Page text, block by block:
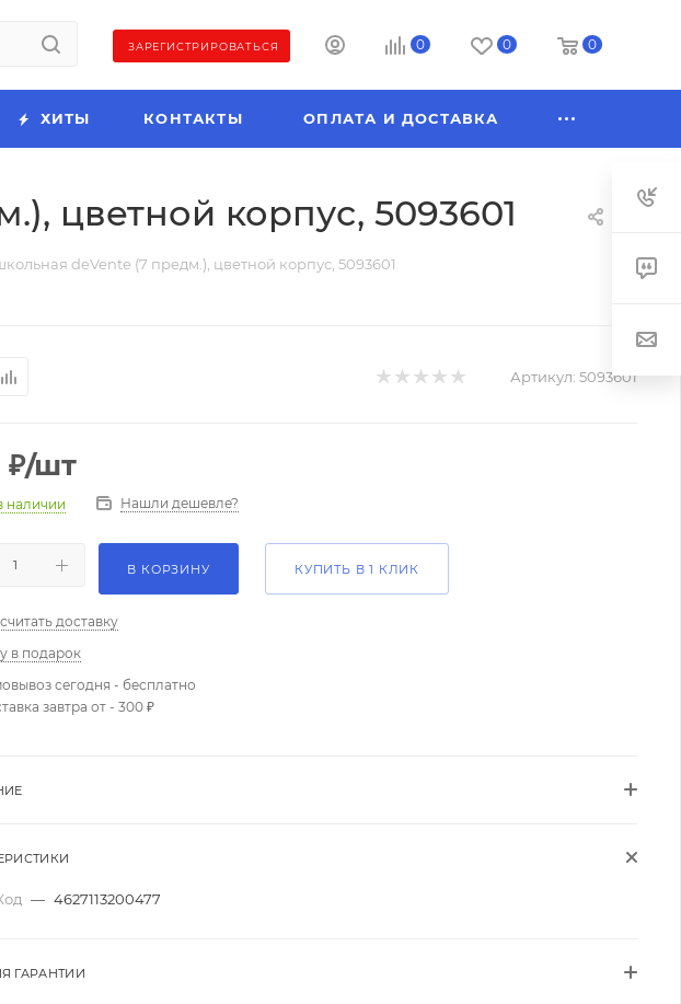
ЗАРЕГИСТРИРОВАТЬСЯ 0 0 0
ХИТЫ КОНТАКТЫ ОПЛАТА И ДОСТАВКА
цветной корпус, 5093601
deVente (7 предм.), цветной корпус, 5093601
Артикул: 5093601
₽/шт
наличии Нашли дешевле?
В КОРЗИНУ КУПИТЬ В 1 КЛИК
доставку
в подарок
сегодня - бесплатно
завтра от - 300 ₽
— 4627113200477
ГАРАНТИИ